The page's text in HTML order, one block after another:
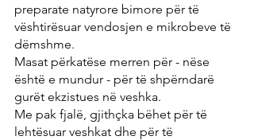
preparate natyrore bimore për të
vështirësuar vendosjen e mikrobeve të
dëmshme.
Masat përkatëse merren për - nëse
është e mundur - për të shpërndarë
gurët ekzistues në veshka.
Me pak fjalë, gjithçka bëhet për të
lehtësuar veshkat dhe për të